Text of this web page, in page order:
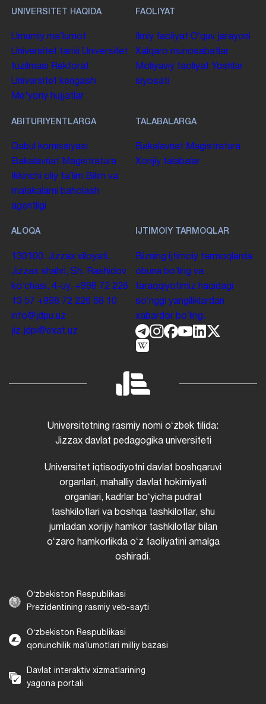
UNIVERSITET HAQIDA
Umumiy maʼlumot
Universitet tarixi Universitet
tuzilmasi
Rektorat
Universitet kengashi
Me'yoriy hujjatlar
FAOLIYAT
Ilmiy faoliyat Oʻquv jarayoni
Xalqaro munosabatlar
Moliyaviy faoliyat Yoshlar
siyosati
ABITURIYENTLARGA
Qabul komissiyasi
Bakalavriat Magistratura
Ikkinchi oliy taʼlim Bilim va
malakalarni baholash
agentligi
TALABALARGA
Bakalavriat Magistratura
Xorijiy talabalar
ALOQA
130100. Jizzax viloyati,
Jizzax shahri, Sh. Rashidov
koʻchasi, 4-uy. +998 72 226
13 57 +998 72 226 68 10
info@jdpu.uz
jiz.jdpi@exat.uz
IJTIMOIY TARMOQLAR
Bizning ijtimoiy tarmoqlarda
obuna boʻling va
taraqqiyotimiz haqidagi
soʻnggi yangiliklardan
xabardor boʻling.
Universitetning rasmiy nomi oʻzbek tilida:
Jizzax davlat pedagogika universiteti
Universitet iqtisodiyotni davlat boshqaruvi
organlari, mahalliy davlat hokimiyati
organlari, kadrlar boʻyicha pudrat
tashkilotlari va boshqa tashkilotlar, shu
jumladan xorijiy hamkor tashkilotlar bilan
oʻzaro hamkorlikda oʻz faoliyatini amalga
oshiradi.
Oʻzbekiston Respublikasi
Prezidentining rasmiy veb-sayti
Oʻzbekiston Respublikasi
qonunchilik maʼlumotlari milliy bazasi
Davlat interaktiv xizmatlarining
yagona portali